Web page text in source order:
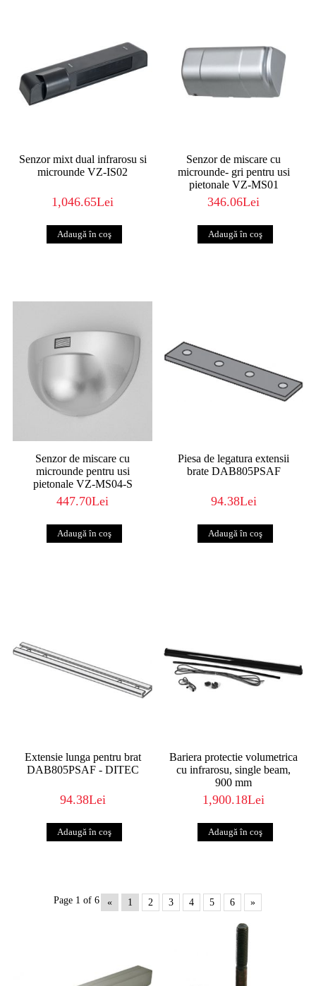
Senzor mixt dual infrarosu si
microunde VZ-IS02
1,046.65Lei
Senzor de miscare cu
microunde- gri pentru usi
pietonale VZ-MS01
346.06Lei
Senzor de miscare cu
microunde pentru usi
pietonale VZ-MS04-S
447.70Lei
Piesa de legatura extensii
brate DAB805PSAF
94.38Lei
Extensie lunga pentru brat
DAB805PSAF - DITEC
94.38Lei
Bariera protectie volumetrica
cu infrarosu, single beam,
900 mm
1,900.18Lei
Page 1 of 6 « 1 2 3 4 5 6 »